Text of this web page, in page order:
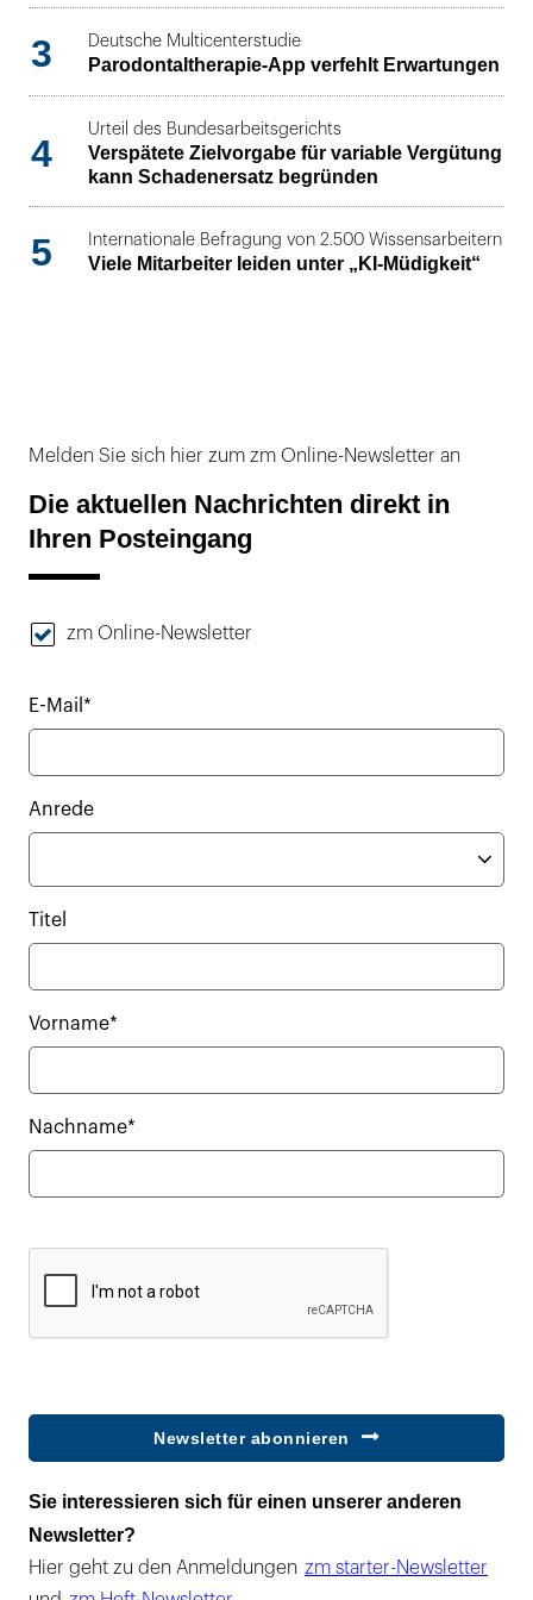
3 Deutsche Multicenterstudie
Parodontaltherapie-App verfehlt Erwartungen
4
Urteil des Bundesarbeitsgerichts
Verspätete Zielvorgabe für variable Vergütung
kann Schadenersatz begründen
5 Internationale Befragung von 2.500 Wissensarbeitern
Viele Mitarbeiter leiden unter „KI-Müdigkeit“
Melden Sie sich hier zum zm Online-Newsletter an
Die aktuellen Nachrichten direkt in
Ihren Posteingang
zm Online-Newsletter
E-Mail*
Anrede
Titel
Vorname*
Nachname*
Newsletter abonnieren
Sie interessieren sich für einen unserer anderen
Newsletter?
Hier geht zu den Anmeldungen zm starter-Newsletter